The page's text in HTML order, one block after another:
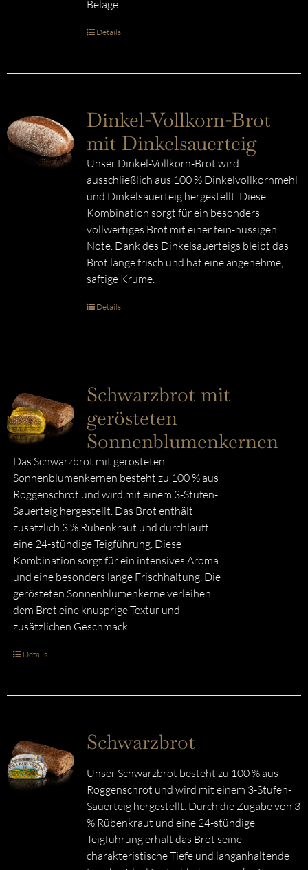
Beläge.
Details
Dinkel-Vollkorn-Brot
mit Dinkelsauerteig
Unser Dinkel-Vollkorn-Brot wird
ausschließlich aus 100 % Dinkelvollkornmehl
und Dinkelsauerteig hergestellt. Diese
Kombination sorgt für ein besonders
vollwertiges Brot mit einer fein-nussigen
Note. Dank des Dinkelsauerteigs bleibt das
Brot lange frisch und hat eine angenehme,
saftige Krume.
Details
Schwarzbrot mit
gerösteten
Sonnenblumenkernen
Das Schwarzbrot mit gerösteten
Sonnenblumenkernen besteht zu 100 % aus
Roggenschrot und wird mit einem 3-Stufen-
Sauerteig hergestellt. Das Brot enthält
zusätzlich 3 % Rübenkraut und durchläuft
eine 24-stündige Teigführung. Diese
Kombination sorgt für ein intensives Aroma
und eine besonders lange Frischhaltung. Die
gerösteten Sonnenblumenkerne verleihen
dem Brot eine knusprige Textur und
zusätzlichen Geschmack.
Details
Schwarzbrot
Unser Schwarzbrot besteht zu 100 % aus
Roggenschrot und wird mit einem 3-Stufen-
Sauerteig hergestellt. Durch die Zugabe von 3
% Rübenkraut und eine 24-stündige
Teigführung erhält das Brot seine
charakteristische Tiefe und langanhaltende